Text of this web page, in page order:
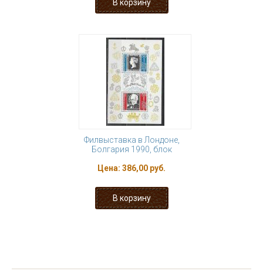
Филвыставка в Лондоне,
Болгария 1990, блок
Цена: 386,00 руб.